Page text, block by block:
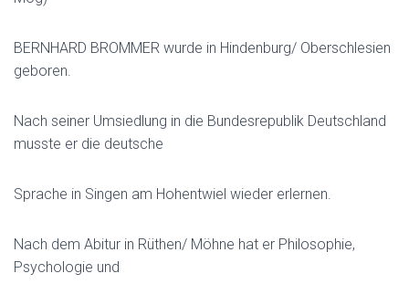
BERNHARD BROMMER wurde in Hindenburg/ Oberschlesien
geboren.
Nach seiner Umsiedlung in die Bundesrepublik Deutschland
musste er die deutsche
Sprache in Singen am Hohentwiel wieder erlernen.
Nach dem Abitur in Rüthen/ Möhne hat er Philosophie,
Psychologie und